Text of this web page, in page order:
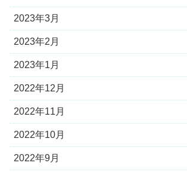
2023年3月
2023年2月
2023年1月
2022年12月
2022年11月
2022年10月
2022年9月